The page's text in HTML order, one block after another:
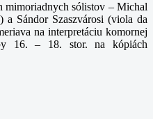
mimoriadnych sólistov – Michal
a Sándor Szaszvárosi (viola da
na interpretáciu komornej
16. – 18. stor. na kópiách